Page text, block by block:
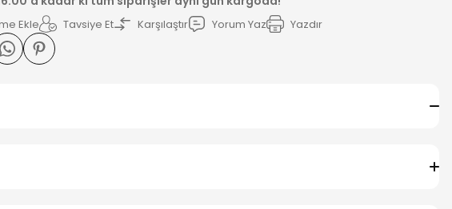
Tavsiye Et Karşılaştır Yorum Yaz Yazdır